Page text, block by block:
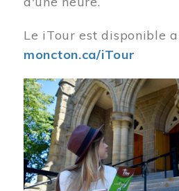
Le iTour est disponible
moncton.ca/iTour